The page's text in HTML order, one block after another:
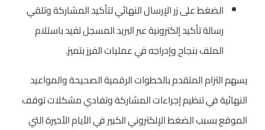
الضغط على زر الإرسال النهائي لتأكيد المشاركة وتلقي
رسالة تأكيد إلكترونية عبر البريد المسجل تفيد باستلام
الملف بنجاح وإدراجه في عمليات الفرز بتميز.
يسهم التزام المتقدم بالخطوات الرقمية الصحيحة والمواعيد
النهائية في تنظيم إجراءات المشاركة وتفادي مشكلات توقف
الموقع بسبب الضغط الإلكتروني الكبير في الأيام الأخيرة التي